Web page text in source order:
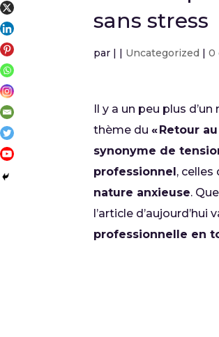
sans stress
par | | Uncategorized |0
Il y a un peu plus
thème du« Retour
synonyme de
professionnel , celles
nature anxieuse.
l’article
professionnelle en